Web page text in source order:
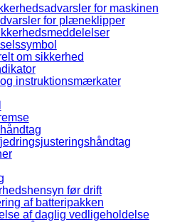
for maskinen
for plæneklipper
om sikkerhed
instruktionsmærkater
før drift
af batteripakken
af daglig vedligeholdelse